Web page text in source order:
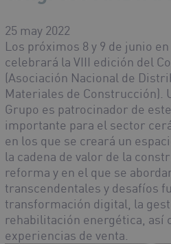
25 may 2022
Los próximos 8 y 9 de junio
celebrará la VIII edición del
(Asociación Nacional de
Materiales de Construcción).
Grupo es patrocinador de
importante para el sector
en los que se creará un
la cadena de valor de la
reforma y en el que se
transcendentales y desafíos
transformación digital, la
rehabilitación energética, así
experiencias de venta.